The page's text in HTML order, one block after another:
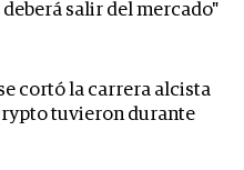
salir del mercado"
cortó la carrera alcista
tuvieron durante